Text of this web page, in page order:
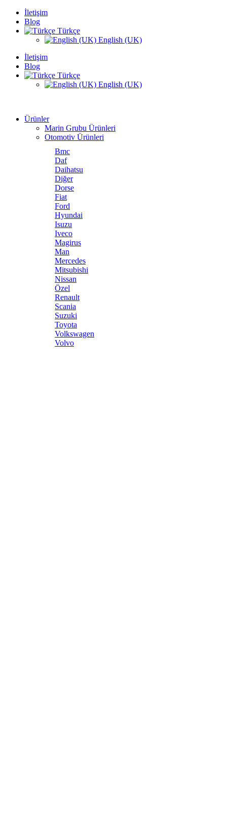
İletişim
Blog
Türkçe
English (UK)
İletişim
Blog
Türkçe
English (UK)
Ürünler
Marin Grubu Ürünleri
Otomotiv Ürünleri
Bmc
Daf
Daihatsu
Diğer
Dorse
Fiat
Ford
Hyundai
Isuzu
Iveco
Magirus
Man
Mercedes
Mitsubishi
Nissan
Özel
Renault
Scania
Suzuki
Toyota
Volkswagen
Volvo